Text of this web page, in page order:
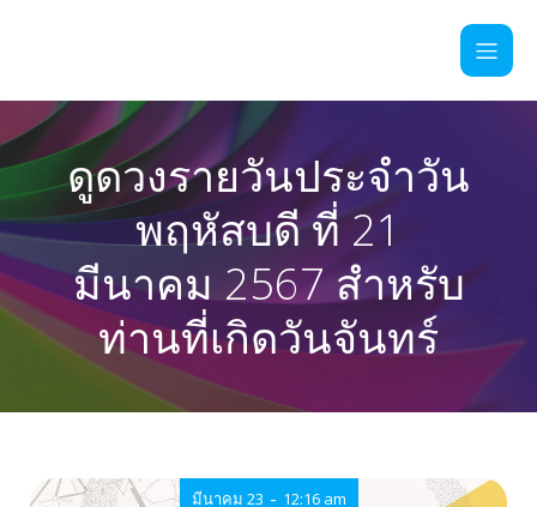
ดูดวงรายวันประจำวัน
พฤหัสบดี ที่ 21
มีนาคม 2567 สำหรับ
ท่านที่เกิดวันจันทร์
มีนาคม 23 - 12:16 am